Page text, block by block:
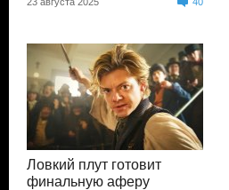
Ловкий плут готовит
финальную аферу